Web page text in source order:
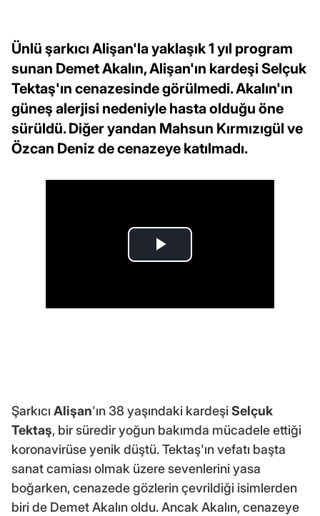
Ünlü şarkıcı Alişan'la yaklaşık 1 yıl program
sunan Demet Akalın, Alişan'ın kardeşi Selçuk
Tektaş'ın cenazesinde görülmedi. Akalın'ın
güneş alerjisi nedeniyle hasta olduğu öne
sürüldü. Diğer yandan Mahsun Kırmızıgül ve
Özcan Deniz de cenazeye katılmadı.
Şarkıcı Alişan'ın 38 yaşındaki kardeşiSelçuk
Tektaş, bir süredir yoğun bakımda mücadele ettiği
koronavirüse yenik düştü. Tektaş'ın vefatı başta
sanat camiası olmak üzere sevenlerini yasa
boğarken, cenazede gözlerin çevrildiği isimlerden
biri de Demet Akalın oldu. Ancak Akalın, cenazeye